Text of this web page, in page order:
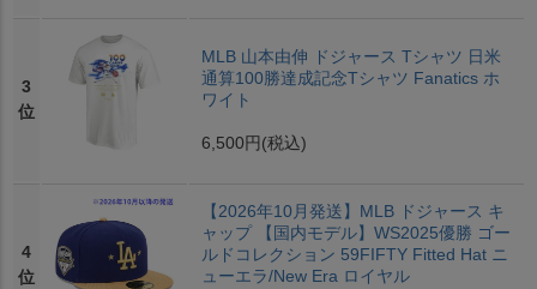
3
位
MLB 山本由伸 ドジャース Tシャツ 日米
通算100勝達成記念Tシャツ Fanatics ホ
ワイト
6,500円 (税込)
4
位
【2026年10月発送】MLB ドジャース キ
ャップ 【国内モデル】WS2025優勝 ゴー
ルドコレクション 59FIFTY Fitted Hat ニ
ューエラ/New Era ロイヤル